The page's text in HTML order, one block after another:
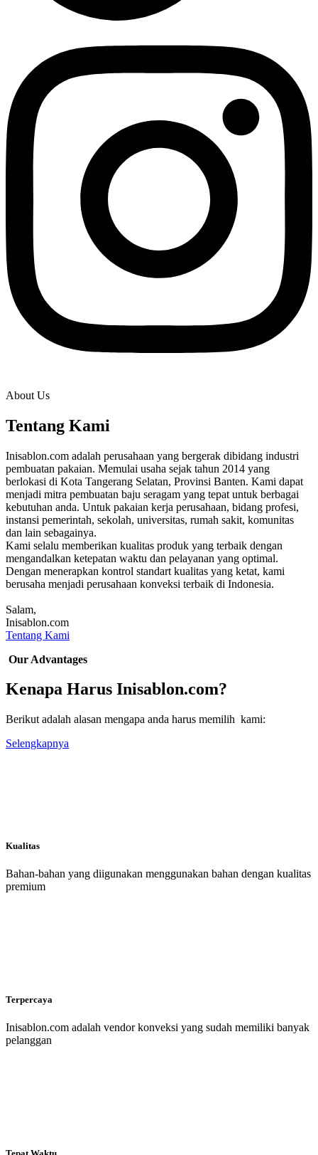
About Us
Tentang Kami
Inisablon.com adalah perusahaan yang bergerak dibidang industri
pembuatan pakaian. Memulai usaha sejak tahun 2014 yang
berlokasi di Kota Tangerang Selatan, Provinsi Banten. Kami dapat
menjadi mitra pembuatan baju seragam yang tepat untuk berbagai
kebutuhan anda. Untuk pakaian kerja perusahaan, bidang profesi,
instansi pemerintah, sekolah, universitas, rumah sakit, komunitas
dan lain sebagainya.
Kami selalu memberikan kualitas produk yang terbaik dengan
mengandalkan ketepatan waktu dan pelayanan yang optimal.
Dengan menerapkan kontrol standart kualitas yang ketat, kami
berusaha menjadi perusahaan konveksi terbaik di Indonesia.
Salam,
Inisablon.com
Tentang Kami
Our Advantages
Kenapa Harus Inisablon.com?
Berikut adalah alasan mengapa anda harus memilih kami:
Selengkapnya
Kualitas
Bahan-bahan yang diigunakan menggunakan bahan dengan kualitas
premium
Terpercaya
Inisablon.com adalah vendor konveksi yang sudah memiliki banyak
pelanggan